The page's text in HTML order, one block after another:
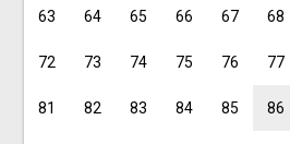
63 64 65 66 67 68
72 73 74 75 76 77
81 82 83 84 85 86